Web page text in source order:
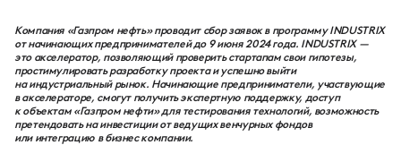
Компания «Газпром нефть» проводит сбор заявок в программу INDUSTRIX
от начинающих предпринимателей до 9 июня 2024 года. INDUSTRIX —
это акселератор, позволяющий проверить стартапам свои гипотезы,
простимулировать разработку проекта и успешно выйти
на индустриальный рынок. Начинающие предприниматели, участвующие
в акселераторе, смогут получить экспертную поддержку, доступ
к объектам «Газпром нефти» для тестирования технологий, возможность
претендовать на инвестиции от ведущих венчурных фондов
или интеграцию в бизнес компании.